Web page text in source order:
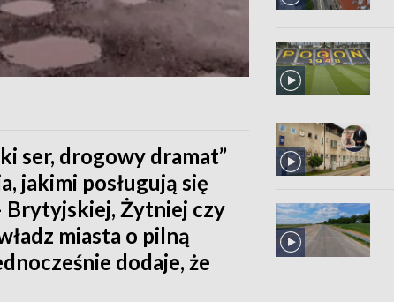
ser, drogowy dramat”
jakimi posługują się
Brytyjskiej, Żytniej czy
miasta o pilną
dodaje, że